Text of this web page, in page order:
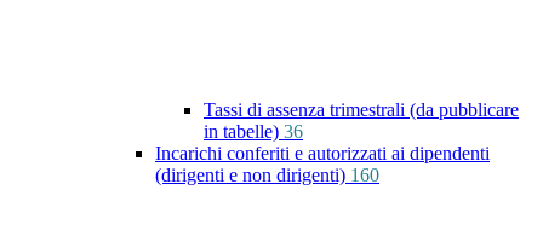
Tassi di assenza trimestrali (da pubblicare
in tabelle) 36
Incarichi conferiti e autorizzati ai dipendenti
(dirigenti e non dirigenti) 160